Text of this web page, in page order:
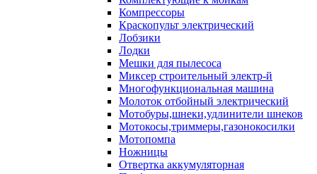
Компрессоры
Краскопульт электрический
Лобзики
Лодки
Мешки для пылесоса
Миксер строительный электр-й
Многофункциональная машина
Молоток отбойный электрический
Мотобуры,шнеки,удлинители шнеков
Мотокосы,триммеры,газонокосилки
Мотопомпа
Ножницы
Отвертка аккумуляторная